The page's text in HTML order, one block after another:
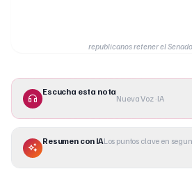
republicanos retener el
Escucha esta nota
Nueva Voz · IA
Resumen con IALos puntos clave en